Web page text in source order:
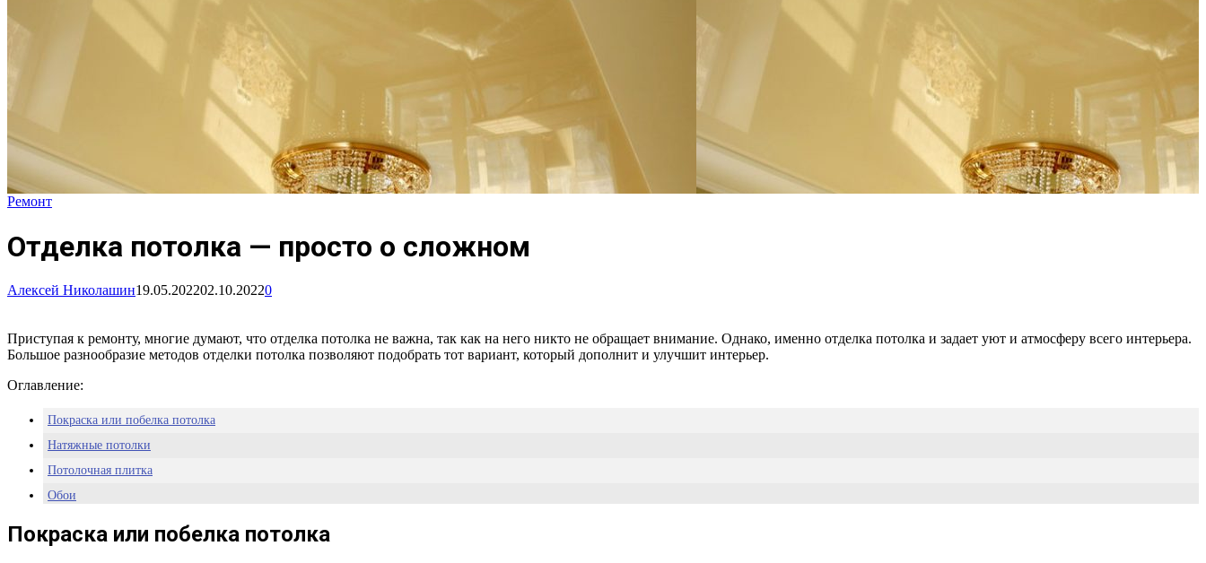
Ремонт
Отделка потолка — просто о сложном
Алексей Николашин19.05.202202.10.20220
Приступая к ремонту, многие думают, что отделка потолка не важна, так как на него никто не обращает внимание. Однако, именно отделка потолка и задает уют и атмосферу всего интерьера.
Большое разнообразие методов отделки потолка позволяют подобрать тот вариант, который дополнит и улучшит интерьер.
Оглавление:
Покраска или побелка потолка
Натяжные потолки
Потолочная плитка
Обои
Реечный потолок
Покраска или побелка потолка